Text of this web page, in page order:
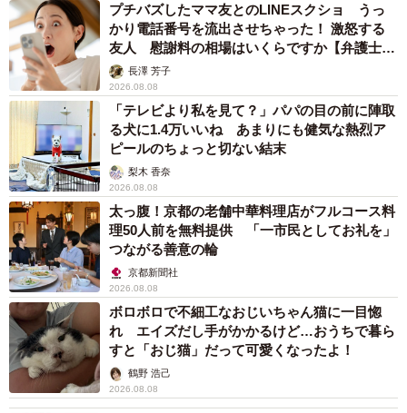
プチバズしたママ友とのLINEスクショ うっ
かり電話番号を流出させちゃった！ 激怒する
友人 慰謝料の相場はいくらですか【弁護士が
解説】長澤 芳子
2026.08.08
「テレビより私を見て？」パパの目の前に陣取
る犬に1.4万いいね あまりにも健気な熱烈ア
ピールのちょっと切ない結末
梨木 香奈
2026.08.08
太っ腹！京都の老舗中華料理店がフルコース料
理50人前を無料提供 「一市民としてお礼を」
つながる善意の輪
京都新聞社
2026.08.08
ボロボロで不細工なおじいちゃん猫に一目惚
れ エイズだし手がかかるけど…おうちで暮ら
すと「おじ猫」だって可愛くなったよ！
鶴野 浩己
2026.08.08